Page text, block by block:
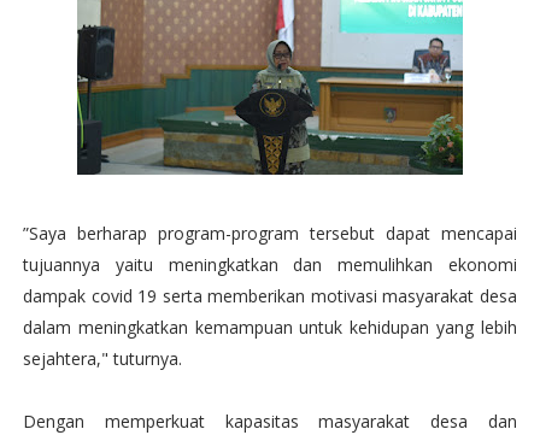
”Saya berharap program-program tersebut dapat mencapai
tujuannya yaitu meningkatkan dan memulihkan ekonomi
dampak covid 19 serta memberikan motivasi masyarakat desa
dalam meningkatkan kemampuan untuk kehidupan yang lebih
sejahtera," tuturnya.
Dengan memperkuat kapasitas masyarakat desa dan